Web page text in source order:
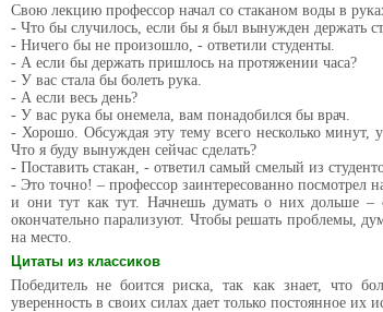
Свою лекцию профессор начал со стаканом воды в
- Что бы случилось, если бы я был вынужден держать
- Ничего бы не произошло, - ответили студенты.
- А если бы держать пришлось на протяжении часа?
- У вас стала бы болеть рука.
- А если весь день?
- У вас рука бы онемела, вам понадобился бы врач.
- Хорошо. Обсуждая эту тему всего несколько минут, у
Что я буду вынужден сейчас сделать?
- Поставить стакан, - ответил самый смелый из
- Это точно! – профессор заинтересованно посмотрел
и они тут как тут. Начнешь думать о них дольше
окончательно парализуют. Чтобы решать проблемы,
на место.
Цитаты из классиков
Победитель не боится риска, так как знает, что
уверенность в своих силах дает только постоянное их